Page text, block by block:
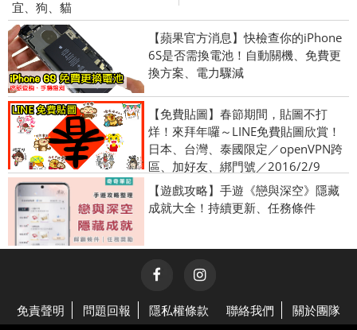
宜、狗、貓
【蘋果官方消息】快檢查你的iPhone
6S是否需換電池！自動關機、免費更
換方案、電力驟減
【免費貼圖】春節期間，貼圖不打
烊！來拜年囉～LINE免費貼圖欣賞！
日本、台灣、泰國限定／openVPN跨
區、加好友、綁門號／2016/2/9
【遊戲攻略】手遊《戀與深空》隱藏
成就大全！持續更新、任務條件
免責聲明 問題回報 隱私權條款 聯絡我們 關於團隊